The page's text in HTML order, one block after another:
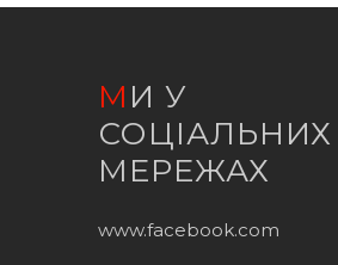
МИ У
СОЦІАЛЬНИХ
МЕРЕЖАХ
www.facebook.com